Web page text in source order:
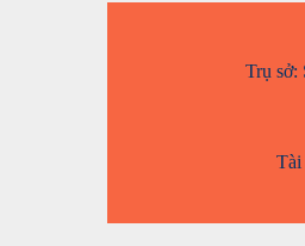
Trụ sở:
Tài